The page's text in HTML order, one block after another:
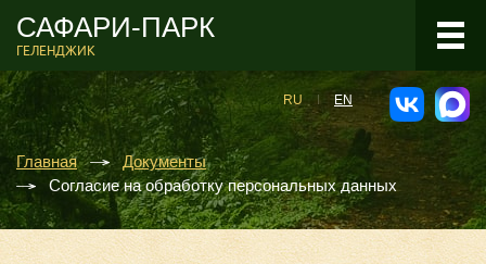
САФАРИ-ПАРК
ГЕЛЕНДЖИК
RU EN
Главная
Документы
Согласие на обработку персональных данных